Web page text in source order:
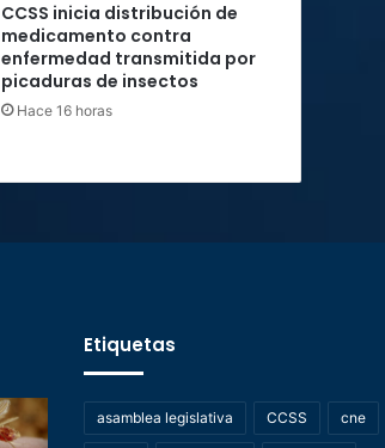
CCSS inicia distribución de
medicamento contra
enfermedad transmitida por
picaduras de insectos
Hace 16 horas
Etiquetas
asamblea legislativa CCSS cne